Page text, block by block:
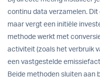
continu data verzamelen.
maar vergt een initiële
methode werkt met
activiteit (zoals het verbruik
een vastgestelde
Beide methoden sluiten aan